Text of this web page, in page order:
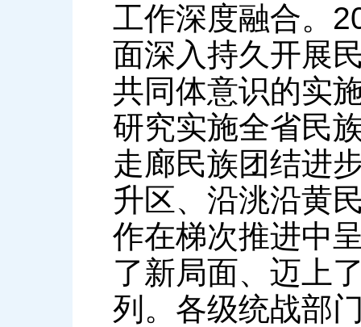
工作深度融合。
面深入持久开展
共同体意识的实
研究实施全省民
走廊民族团结进
升区、沿洮沿黄
作在梯次推进中
了新局面、迈上
列。各级统战部